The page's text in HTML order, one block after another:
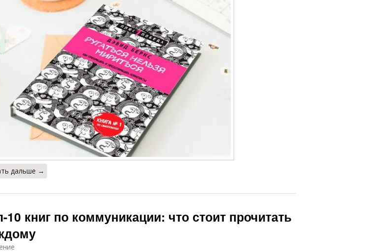
дальше →
10 книг по коммуникации: что стоит прочитать